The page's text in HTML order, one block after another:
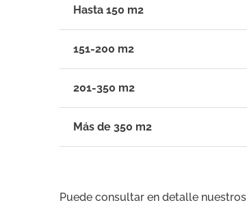
Hasta 150 m2
151-200 m2
201-350 m2
Más de 350 m2
Puede consultar en detalle nuestros